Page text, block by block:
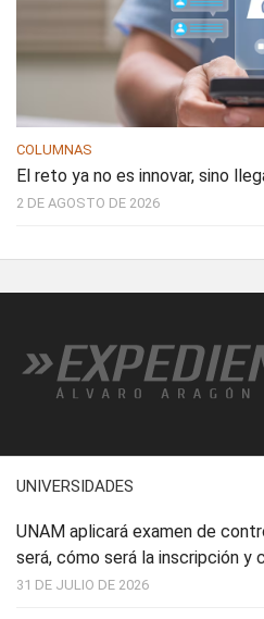
COLUMNAS
El reto ya no es innovar, sino
2 DE AGOSTO DE 2026
UNIVERSIDADES
UNAM aplicará examen de
será, cómo será la inscripción y
31 DE JULIO DE 2026